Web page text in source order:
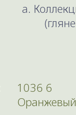
a.
1036 6
Оранжевый